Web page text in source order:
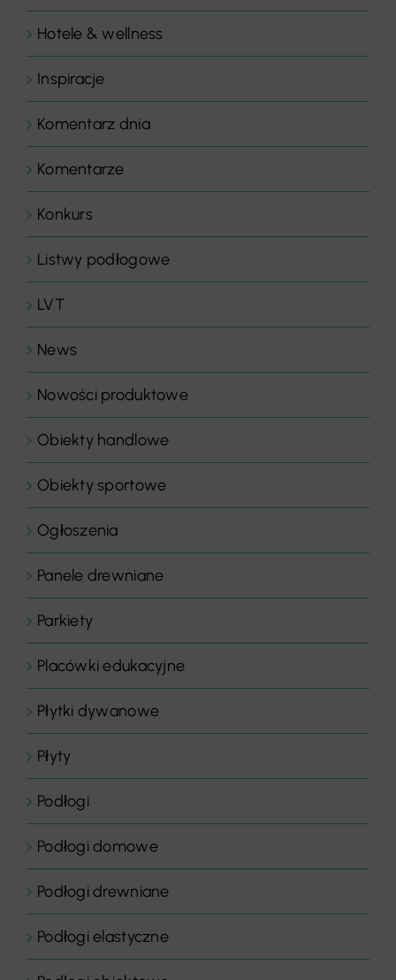
Hotele & wellness
Inspiracje
Komentarz dnia
Komentarze
Konkurs
Listwy podłogowe
LVT
News
Nowości produktowe
Obiekty handlowe
Obiekty sportowe
Ogłoszenia
Panele drewniane
Parkiety
Placówki edukacyjne
Płytki dywanowe
Płyty
Podłogi
Podłogi domowe
Podłogi drewniane
Podłogi elastyczne